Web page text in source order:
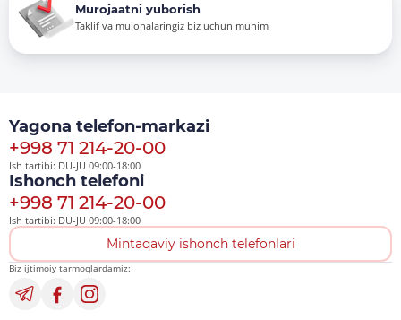
Murojaatni yuborish
Taklif va mulohalaringiz biz uchun muhim
Yagona telefon-markazi
+998 71 214-20-00
Ish tartibi: DU-JU 09:00-18:00
Ishonch telefoni
+998 71 214-20-00
Ish tartibi: DU-JU 09:00-18:00
Mintaqaviy ishonch telefonlari
Biz ijtimoiy tarmoqlardamiz: